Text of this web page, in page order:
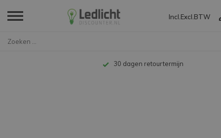
Incl. Excl. BTW